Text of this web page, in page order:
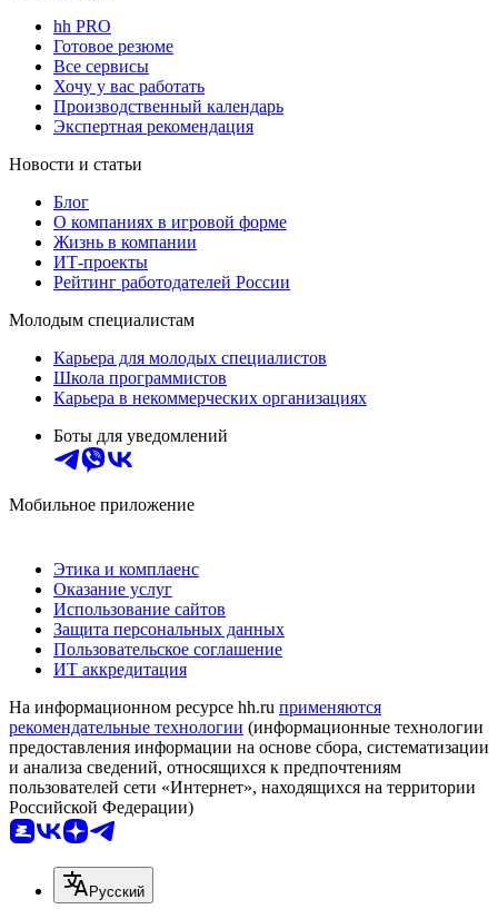
hh PRO
Готовое резюме
Все сервисы
Хочу у вас работать
Производственный календарь
Экспертная рекомендация
Новости и статьи
Блог
О компаниях в игровой форме
Жизнь в компании
ИТ-проекты
Рейтинг работодателей России
Молодым специалистам
Карьера для молодых специалистов
Школа программистов
Карьера в некоммерческих организациях
Боты для уведомлений
Мобильное приложение
Этика и комплаенс
Оказание услуг
Использование сайтов
Защита персональных данных
Пользовательское соглашение
ИТ аккредитация
На информационном ресурсе hh.ru применяются
рекомендательные технологии (информационные технологии
предоставления информации на основе сбора, систематизации
и анализа сведений, относящихся к предпочтениям
пользователей сети «Интернет», находящихся на территории
Российской Федерации)
Русский